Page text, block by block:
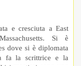
e cresciuta a East
Si è
dove si è diplomata
fa la scrittrice e la